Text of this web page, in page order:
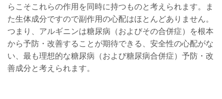
らこそこれらの作用を同時に持つものと考えられます。ま
た生体成分ですので副作用の心配はほとんどありません。
つまり、アルギニンは糖尿病（およびその合併症）を根本
から予防・改善することが期待できる、安全性の心配がな
い、最も理想的な糖尿病（および糖尿病合併症）予防・改
善成分と考えられます。